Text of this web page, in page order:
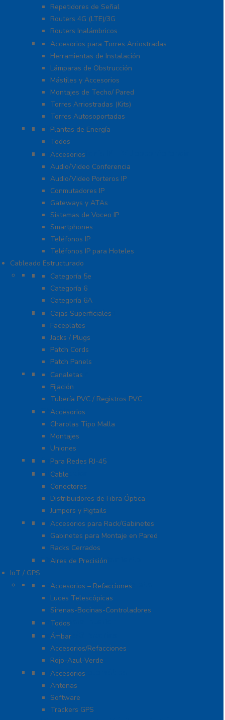
Repetidores de Señal
Routers 4G (LTE)/3G
Routers Inalámbricos
Torres y Mástiles
Accesorios para Torres Arriostradas
Herramientas de Instalación
Lámparas de Obstrucción
Mástiles y Accesorios
Montajes de Techo/ Pared
Torres Arriostradas (Kits)
Torres Autosoportadas
UPS / Respaldo
Plantas de Energía
Todos
VoIP – Telefonía IP – Videoconferencia
Accesorios
Audio/Video Conferencia
Audio/Video Porteros IP
Conmutadores IP
Gateways y ATAs
Sistemas de Voceo IP
Smartphones
Teléfonos IP
Teléfonos IP para Hoteles
Cableado Estructurado
Cable
Categoría 5e
Categoría 6
Categoría 6A
Cableado de Cobre
Cajas Superficiales
Faceplates
Jacks / Plugs
Patch Cords
Patch Panels
Canalización
Canaletas
Fijación
Tubería PVC / Registros PVC
Charola
Accesorios
Charolas Tipo Malla
Montajes
Uniones
Conectores
Para Redes RJ-45
Fibra Óptica
Cable
Conectores
Distribuidores de Fibra Óptica
Jumpers y Pigtails
Rack y Gabinetes
Accesorios para Rack/Gabinetes
Gabinetes para Montaje en Pared
Racks Cerrados
Sistemas de Enfriamiento
Aires de Precisión
IoT / GPS
Accesorios para Motocicleta
Accesorios – Refacciones
Luces Telescópicas
Sirenas-Bocinas-Controladores
Barras para Interior
Todos
Estrobos/Giratorias
Ámbar
Accesorios/Refacciones
Rojo-Azul-Verde
IoT, GPS y Telemática
Accesorios
Antenas
Software
Trackers GPS